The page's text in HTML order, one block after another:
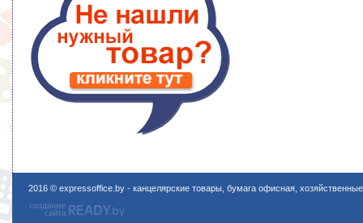
2016 © expressoffice.by - канцелярские товары, бумага офисная,